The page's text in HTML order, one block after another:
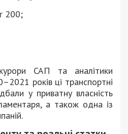
200;
САП та аналітики
років ці транспортні
у приватну власність
а також одна із